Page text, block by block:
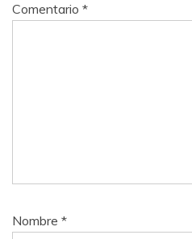
Comentario *
Nombre *